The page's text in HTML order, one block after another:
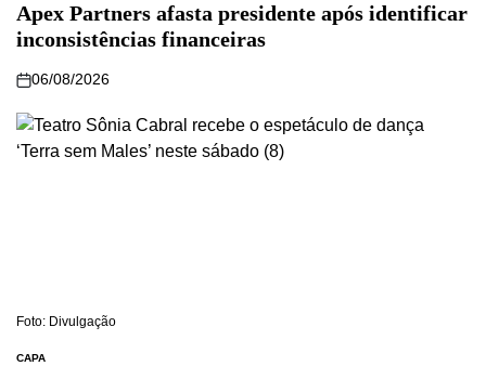
Apex Partners afasta presidente após identificar
inconsistências financeiras
06/08/2026
Foto: Divulgação
CAPA